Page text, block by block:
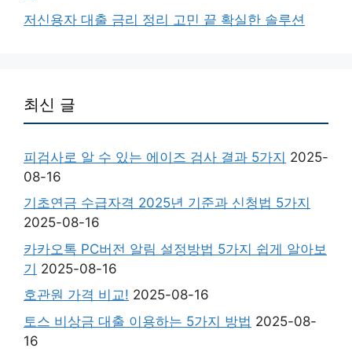
저신용자 대출 금리 정리 고민 끝 확실한 솔루션
최신 글
피검사로 알 수 있는 에이즈 검사 결과 5가지 2025-
08-16
기초연금 수급자격 2025년 기준과 신청법 5가지
2025-08-16
카카오톡 PC버전 알림 설정방법 5가지 쉽게 알아보
기 2025-08-16
호관원 가격 비교! 2025-08-16
토스 비상금 대출 이용하는 5가지 방법 2025-08-
16